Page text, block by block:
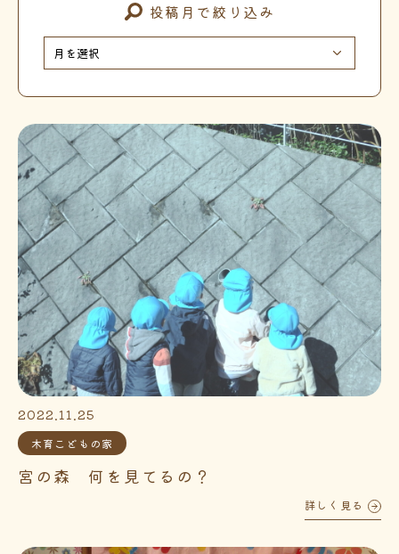
投稿月で絞り込み
2022.11.25
木育こどもの家
宮の森 何を見てるの？
詳しく見る